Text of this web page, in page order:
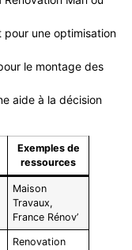
une optimisation
le montage des
aide à la décision
Exemples de
ressources
Maison
Travaux,
France Rénov’
Renovation